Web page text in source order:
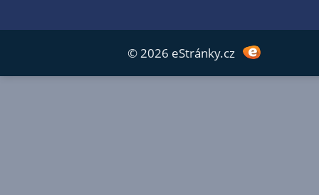
© 2026 eStránky.cz